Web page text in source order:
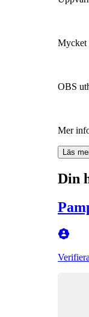
Mycket
OBS
Mer
Läs
Din